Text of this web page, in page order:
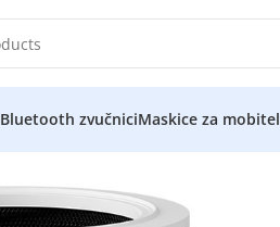
Bluetooth zvučniciMaskice za mobitel